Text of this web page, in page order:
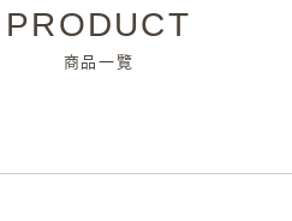
PRODUCT
商品一覽